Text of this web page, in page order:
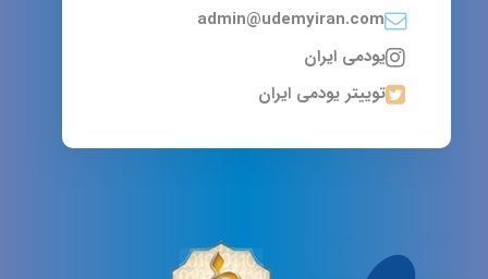
admin@udemyiran.com
یودمی ایران
توییتر یودمی ایران